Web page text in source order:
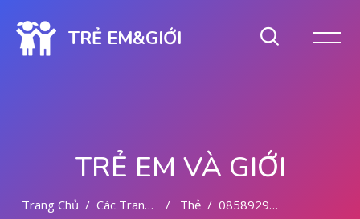
TRẺ EM&GIỚI
TRẺ EM VÀ GIỚI
Trang Chủ Các Trang Của Hệ Thống Thẻ 085892942094 JUAL OBAT ABORSI CYTOTEC